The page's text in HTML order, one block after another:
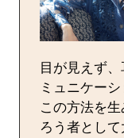
目が見えず
ミュニケー
この方法を
ろう者とし